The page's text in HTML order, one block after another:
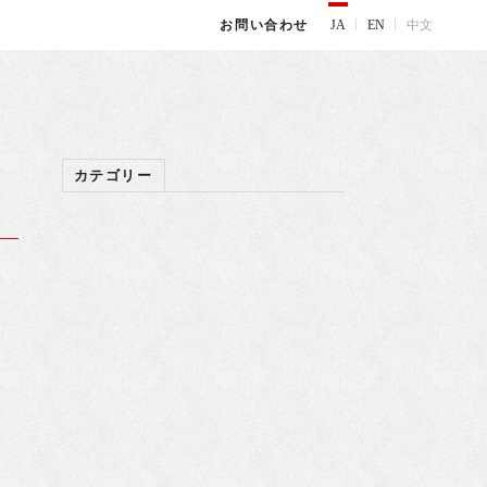
お問い合わせ JA EN 中文
カテゴリー